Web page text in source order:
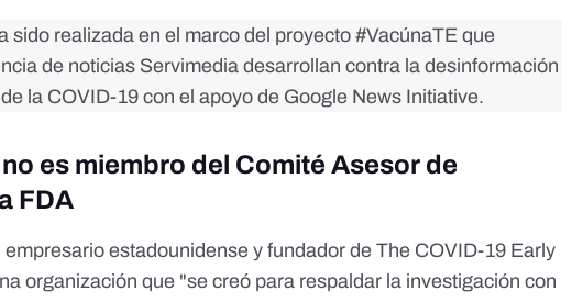
sido realizada en el marco del proyecto#VacúnaTE que
de noticias Servimedia desarrollan contra la desinformación
la COVID-19 con el apoyo de Google News Initiative.
es miembro del Comité Asesor de
FDA
empresario estadounidense y fundador deThe COVID-19 Early
organización que "se creó para respaldar la investigación con